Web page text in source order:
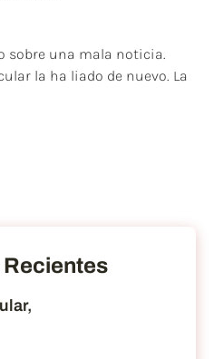
sobre una mala noticia.
la ha liado de nuevo. La